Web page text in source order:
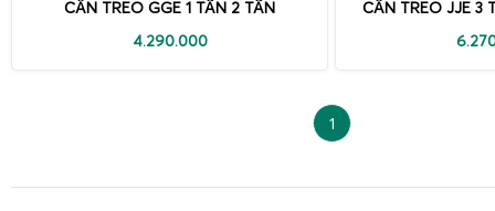
CÂN TREO GGE 1 TẤN 2 TẤN
4.290.000
CÂN TREO JJE 3
1